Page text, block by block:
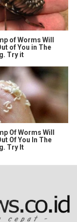
of Worms Will
of You in The
Try it
Of Worms Will
Of You In The
Try It